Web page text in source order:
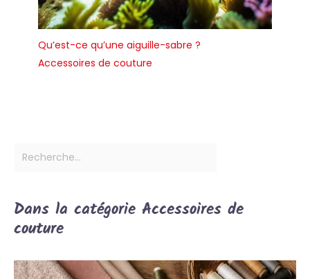
Qu’est-ce qu’une aiguille-sabre ?
Accessoires de couture
Dans la catégorie Accessoires de
couture